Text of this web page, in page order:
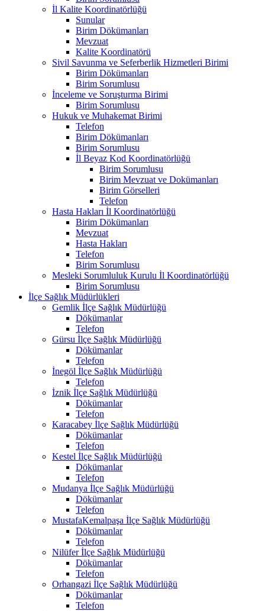
İl Kalite Koordinatörlüğü
Sunular
Birim Dökümanları
Mevzuat
Kalite Koordinatörü
Sivil Savunma ve Seferberlik Hizmetleri Birimi
Birim Dökümanları
Birim Sorumlusu
İnceleme ve Soruşturma Birimi
Birim Sorumlusu
Hukuk ve Muhakemat Birimi
Telefon
Birim Dökümanları
Birim Sorumlusu
İl Beyaz Kod Koordinatörlüğü
Birim Sorumlusu
Birim Mevzuat ve Dokümanları
Birim Görselleri
Telefon
Hasta Hakları İl Koordinatörlüğü
Birim Dökümanları
Mevzuat
Hasta Hakları
Telefon
Birim Sorumlusu
Mesleki Sorumluluk Kurulu İl Koordinatörlüğü
Birim Sorumlusu
İlçe Sağlık Müdürlükleri
Gemlik İlçe Sağlık Müdürlüğü
Dökümanlar
Telefon
Gürsu İlçe Sağlık Müdürlüğü
Dökümanlar
Telefon
İnegöl İlçe Sağlık Müdürlüğü
Telefon
İznik İlçe Sağlık Müdürlüğü
Dökümanlar
Telefon
Karacabey İlçe Sağlık Müdürlüğü
Dökümanlar
Telefon
Kestel İlçe Sağlık Müdürlüğü
Dökümanlar
Telefon
Mudanya İlçe Sağlık Müdürlüğü
Dökümanlar
Telefon
MustafaKemalpaşa İlçe Sağlık Müdürlüğü
Dökümanlar
Telefon
Nilüfer İlçe Sağlık Müdürlüğü
Dökümanlar
Telefon
Orhangazi İlçe Sağlık Müdürlüğü
Dökümanlar
Telefon